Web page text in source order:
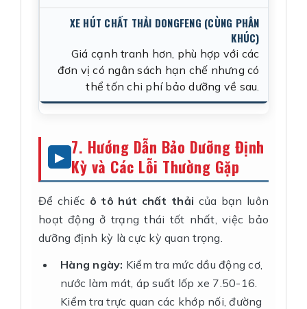
Giá cạnh tranh hơn, phù hợp với các
đơn vị có ngân sách hạn chế nhưng có
thể tốn chi phí bảo dưỡng về sau.
7. Hướng Dẫn Bảo Dưỡng Định
Kỳ và Các Lỗi Thường Gặp
Để chiếc ô tô hút chất thải của bạn luôn
hoạt động ở trạng thái tốt nhất, việc bảo
dưỡng định kỳ là cực kỳ quan trọng.
Hàng ngày: Kiểm tra mức dầu động cơ,
nước làm mát, áp suất lốp xe 7.50-16.
Kiểm tra trực quan các khớp nối, đường